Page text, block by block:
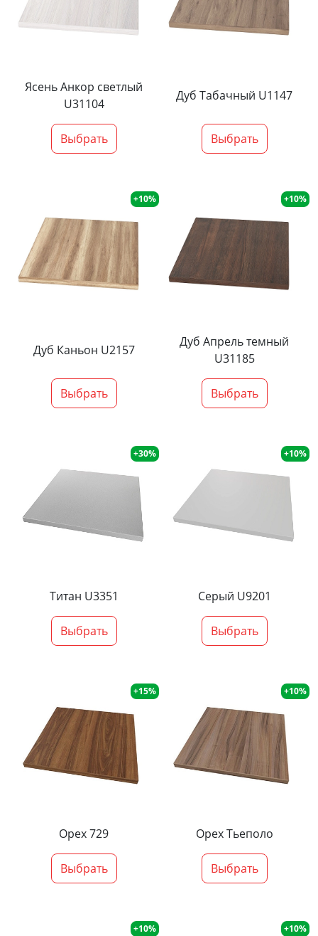
Ясень Анкор светлый
U31104
Выбрать
Дуб Табачный U1147
Выбрать
+10%
Дуб Каньон U2157
Выбрать
+10%
Дуб Апрель темный
U31185
Выбрать
+30%
Титан U3351
Выбрать
+10%
Серый U9201
Выбрать
+15%
Орех 729
Выбрать
+10%
Орех Тьеполо
Выбрать
+10% +10%